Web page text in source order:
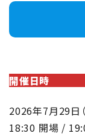
開催日時
2026年7月29日（
18:30 開場 /